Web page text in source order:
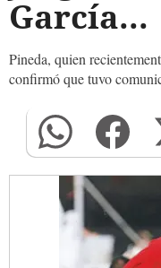
García...
Pineda, quien
confirmó que tuvo